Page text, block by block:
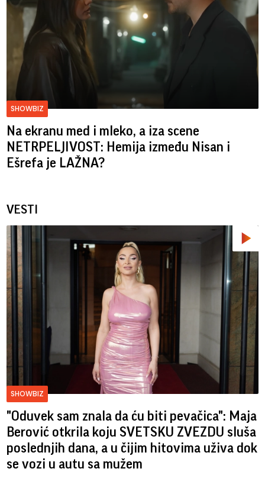
SHOWBIZ
Na ekranu med i mleko, a iza scene
NETRPELJIVOST: Hemija između Nisan i
Ešrefa je LAŽNA?
VESTI
SHOWBIZ
"Oduvek sam znala da ću biti pevačica": Maja
Berović otkrila koju SVETSKU ZVEZDU sluša
poslednjih dana, a u čijim hitovima uživa dok
se vozi u autu sa mužem